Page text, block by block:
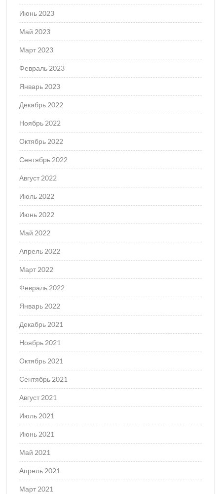
Июнь 2023
Май 2023
Март 2023
Февраль 2023
Январь 2023
Декабрь 2022
Ноябрь 2022
Октябрь 2022
Сентябрь 2022
Август 2022
Июль 2022
Июнь 2022
Май 2022
Апрель 2022
Март 2022
Февраль 2022
Январь 2022
Декабрь 2021
Ноябрь 2021
Октябрь 2021
Сентябрь 2021
Август 2021
Июль 2021
Июнь 2021
Май 2021
Апрель 2021
Март 2021